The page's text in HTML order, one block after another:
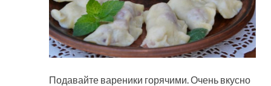
Подавайте вареники горячими. Очень вкусно